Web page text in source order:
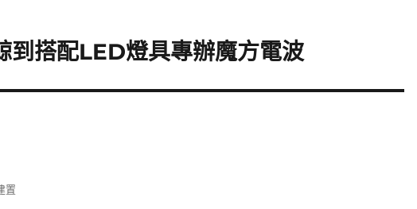
到搭配LED燈具專辦魔方電波
置